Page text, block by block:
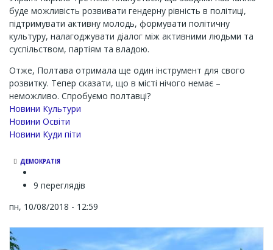
буде можливість розвивати гендерну рівність в політиці,
підтримувати активну молодь, формувати політичну
культуру, налагоджувати діалог між активними людьми та
суспільством, партіям та владою.
Отже, Полтава отримала ще один інструмент для свого
розвитку. Тепер сказати, що в місті нічого немає –
неможливо. Спробуємо полтавці?
Новини Культури
Новини Освіти
Новини Куди піти
ДЕМОКРАТІЯ
9 переглядів
пн, 10/08/2018 - 12:59